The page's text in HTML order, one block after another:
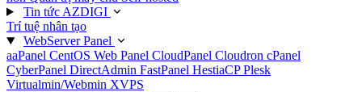
Tin tức AZDIGI
Trí tuệ nhân tạo
WebServer Panel
aaPanel CentOS Web Panel CloudPanel Cloudron cPanel
CyberPanel DirectAdmin FastPanel HestiaCPPlesk
Virtualmin/Webmin XVPS